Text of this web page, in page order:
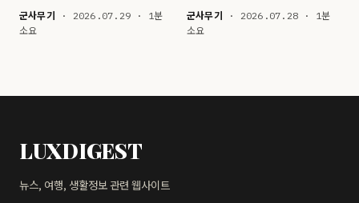
군사무기
· 2026.07.29 · 1분
소요
군사무기
· 2026.07.28 · 1분
소요
LUXDIGEST
뉴스, 여행, 생활정보 관련 웹사이트